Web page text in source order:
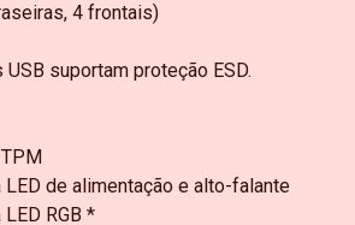
4 frontais)
suportam proteção ESD.
LED de alimentação e alto-falante
RGB *